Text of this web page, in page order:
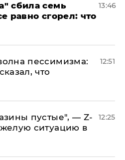
сбила семь
равно сгорел: что
13:46
пессимизма:
что
12:51
пустые", — Z-
ситуацию в
12:25